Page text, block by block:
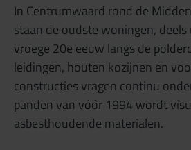
In Centrumwaard rond de
staan de oudste woningen, deels
vroege 20e eeuw langs de
leidingen, houten kozijnen en
constructies vragen continu
panden van vóór 1994 wordt
asbesthoudende materialen.